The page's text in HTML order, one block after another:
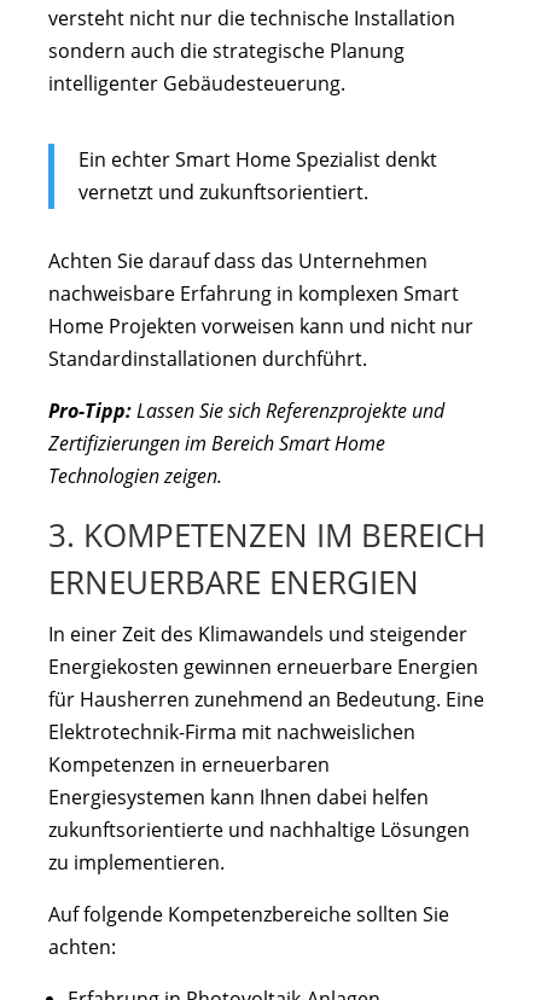
versteht nicht nur die technische Installation
sondern auch die strategische Planung
intelligenter Gebäudesteuerung.
Ein echter Smart Home Spezialist denkt
vernetzt und zukunftsorientiert.
Achten Sie darauf dass das Unternehmen
nachweisbare Erfahrung in komplexen Smart
Home Projekten vorweisen kann und nicht nur
Standardinstallationen durchführt.
Pro-Tipp:Lassen Sie sich Referenzprojekte und
Zertifizierungen im Bereich Smart Home
Technologien zeigen.
3. KOMPETENZEN IM BEREICH
ERNEUERBARE ENERGIEN
In einer Zeit des Klimawandels und steigender
Energiekosten gewinnen erneuerbare Energien
für Hausherren zunehmend an Bedeutung. Eine
Elektrotechnik-Firma mit nachweislichen
Kompetenzen in erneuerbaren
Energiesystemen kann Ihnen dabei helfen
zukunftsorientierte und nachhaltige Lösungen
zu implementieren.
Auf folgende Kompetenzbereiche sollten Sie
achten: